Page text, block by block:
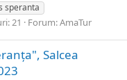
speranta
21 Forum:AmaTur
Salcea